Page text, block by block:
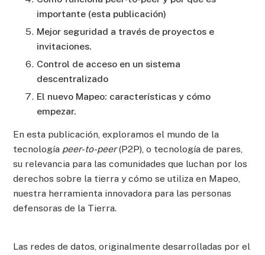
importante (esta publicación)
Mejor seguridad a través de proyectos e
invitaciones.
Control de acceso en un sistema
descentralizado
El nuevo Mapeo: características y cómo
empezar.
En esta publicación, exploramos el mundo de la
tecnología peer-to-peer(P2P), o tecnología de pares,
su relevancia para las comunidades que luchan por los
derechos sobre la tierra y cómo se utiliza en Mapeo,
nuestra herramienta innovadora para las personas
defensoras de la Tierra.
Las redes de datos, originalmente desarrolladas por el